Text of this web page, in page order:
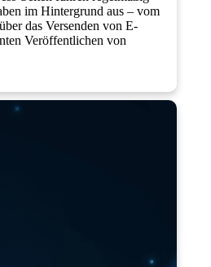
im Hintergrund aus – vom
das Versenden von E-
Veröffentlichen von